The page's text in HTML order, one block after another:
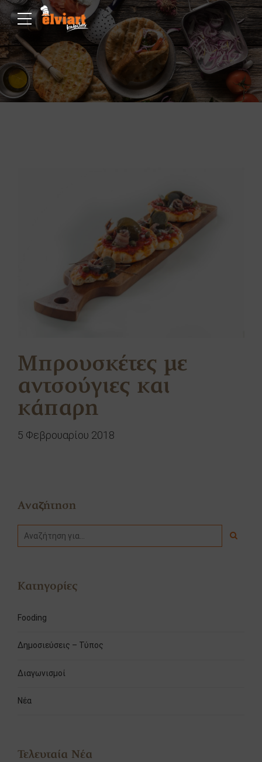
Μπρουσκέτες με
αντσούγιες και
κάπαρη
5 Φεβρουαρίου 2018
Αναζήτηση
Κατηγορίες
Fooding
Δημοσιεύσεις – Τύπος
Διαγωνισμοί
Νέα
Τελευταία Νέα